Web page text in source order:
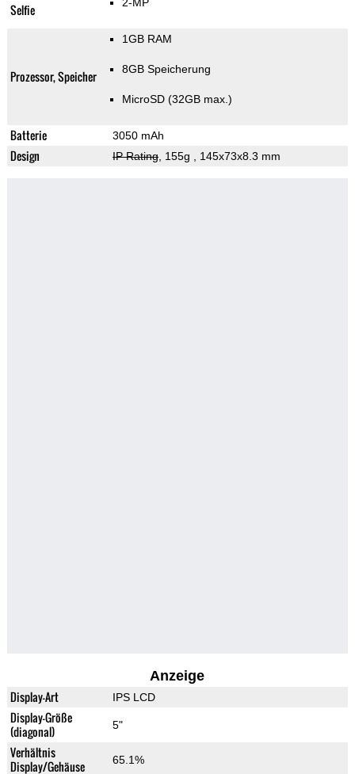
Selfie
Prozessor, Speicher
1GB RAM
8GB Speicherung
MicroSD (32GB max.)
Batterie 3050 mAh
Design IP Rating, 155g , 145x73x8.3 mm
Anzeige
Display-Art IPS LCD
Display-Größe
(diagonal)
5"
Verhältnis
Display/Gehäuse
65.1%